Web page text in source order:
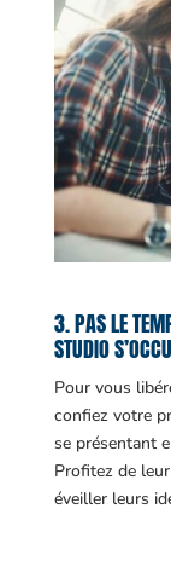
3. PAS LE
STUDIO
Pour vous
confiez votre
se présentant
Profitez de
éveiller leurs